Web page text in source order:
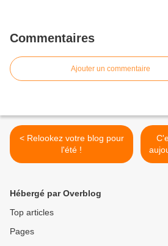
Commentaires
Ajouter un commentaire
< Relookez votre blog pour
l'été !
Hébergé par Overblog
Top articles
Pages